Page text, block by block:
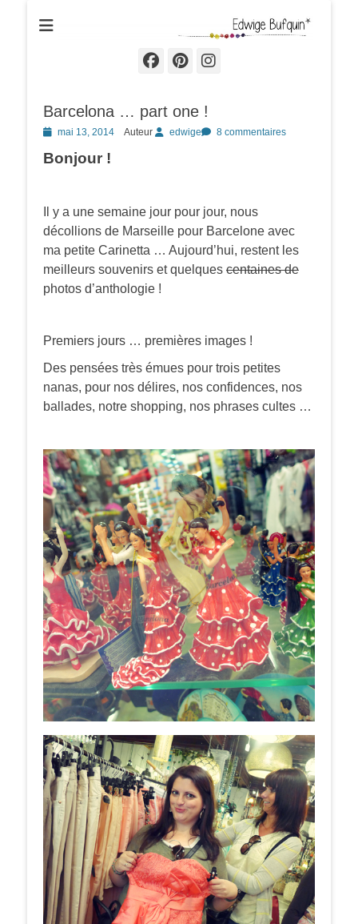
Edwige Bufquin
Facebook
Pinterest
Instagram
Barcelona … part one !
Postedmai 13, 2014 Auteur edwige 8 commentaires
Bonjour !
Il y a une semaine jour pour jour, nous
décollions de Marseille pour Barcelone avec
ma petite Carinetta … Aujourd’hui, restent les
meilleurs souvenirs et quelques centaines de
photos d’anthologie !
Premiers jours … premières images !
Des pensées très émues pour trois petites
nanas, pour nos délires, nos confidences, nos
ballades, notre shopping, nos phrases cultes …